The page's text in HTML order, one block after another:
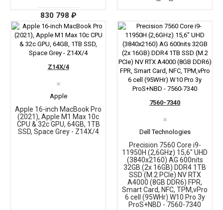
830 798 ₽
Apple 16-inch MacBook Pro
(2021), Apple M1 Max 10c
CPU & 32c GPU, 64GB, 1TB
SSD, Space Grey - Z14X/4
Apple
✖
Z14X/4
Precision 7560 Core i9-
11950H (2,6GHz) 15,6" UHD
(3840x2160) AG 600nits
32GB (2x 16GB) DDR4 1TB
SSD (M.2 PCIe) NV RTX
A4000 (8GB DDR6) FPR,
Smart Card, NFC, TPM,vPro
6 cell (95WHr) W10 Pro 3y
ProS+NBD - 7560-7340
Dell Technologies
✖
7560-7340